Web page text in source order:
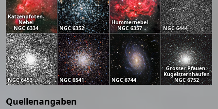
Katzenpfoten-
Nebel
NGC 6334
NGC 6352
Hummernebel
NGC 6357
NGC 6444
NGC 6453 NGC 6541 NGC 6744
Grosser Pfauen-
Kugelsternhaufen
NGC 6752
Quellenangaben